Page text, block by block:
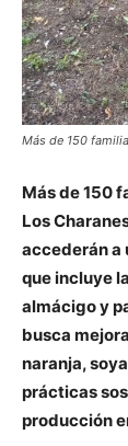
Más de 150
Más de 150
Los
accederán a
que incluye
almácigo y
busca
naranja,
prácticas
producción